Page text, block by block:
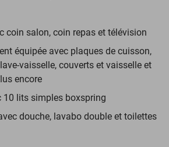
coin salon, coin repas et télévision
équipée avec plaques de cuisson,
vaisselle, couverts et vaisselle et
encore
10 lits simples boxspring
douche, lavabo double et toilettes